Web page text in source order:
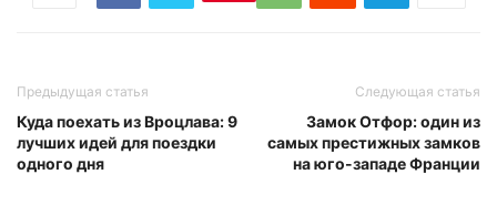
Предыдущая статья
Куда поехать из Вроцлава: 9
лучших идей для поездки
одного дня
Следующая статья
Замок Отфор: один из
самых престижных замков
на юго-западе Франции